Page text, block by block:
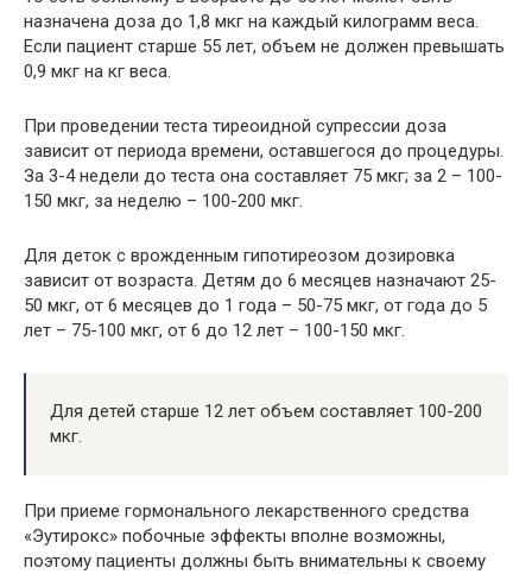
назначена доза до 1,8 мкг на каждый килограмм веса.
Если пациент старше 55 лет, объем не должен превышать
0,9 мкг на кг веса.
При проведении теста тиреоидной супрессии доза
зависит от периода времени, оставшегося до процедуры.
За 3-4 недели до теста она составляет 75 мкг; за 2 – 100-
150 мкг, за неделю – 100-200 мкг.
Для деток с врожденным гипотиреозом дозировка
зависит от возраста. Детям до 6 месяцев назначают 25-
50 мкг, от 6 месяцев до 1 года – 50-75 мкг, от года до 5
лет – 75-100 мкг, от 6 до 12 лет – 100-150 мкг.
Для детей старше 12 лет объем составляет 100-200
мкг.
При приеме гормонального лекарственного средства
«Эутирокс» побочные эффекты вполне возможны,
поэтому пациенты должны быть внимательны к своему